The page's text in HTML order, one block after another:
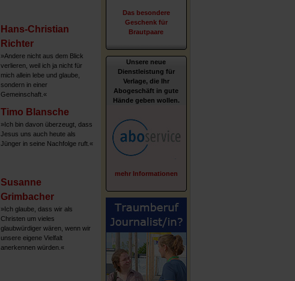
Hans-Christian
Richter
»Andere nicht aus dem Blick
verlieren, weil ich ja nicht für
mich allein lebe und glaube,
sondern in einer
Gemeinschaft.«
Timo Blansche
»Ich bin davon überzeugt, dass
Jesus uns auch heute als
Jünger in seine Nachfolge ruft.«
Susanne
Grimbacher
»Ich glaube, dass wir als
Christen um vieles
glaubwürdiger wären, wenn wir
unsere eigene Vielfalt
anerkennen würden.«
Das besondere
Geschenk für
Brautpaare
Unsere neue
Dienstleistung für
Verlage, die Ihr
Abogeschäft in gute
Hände geben wollen.
mehr Informationen